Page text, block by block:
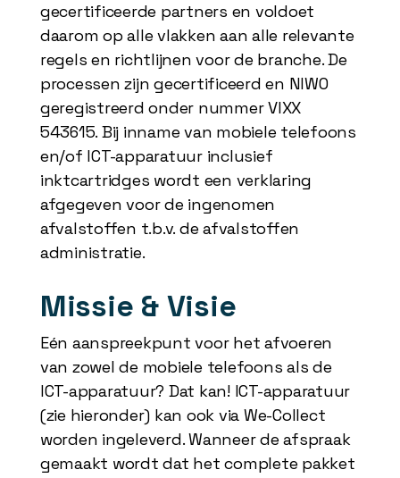
gecertificeerde partners en voldoet
daarom op alle vlakken aan alle relevante
regels en richtlijnen voor de branche. De
processen zijn gecertificeerd en NIWO
geregistreerd onder nummer VIXX
543615. Bij inname van mobiele telefoons
en/of ICT-apparatuur inclusief
inktcartridges wordt een verklaring
afgegeven voor de ingenomen
afvalstoffen t.b.v. de afvalstoffen
administratie.
Missie & Visie
Eén aanspreekpunt voor het afvoeren
van zowel de mobiele telefoons als de
ICT-apparatuur? Dat kan! ICT-apparatuur
(zie hieronder) kan ook via We-Collect
worden ingeleverd. Wanneer de afspraak
gemaakt wordt dat het complete pakket